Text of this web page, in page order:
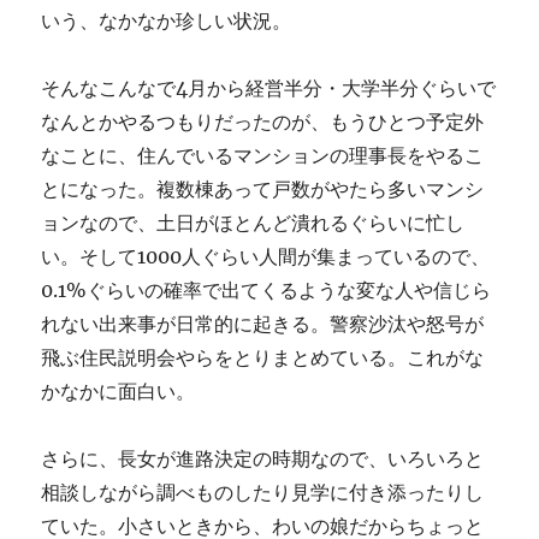
いう、なかなか珍しい状況。
そんなこんなで4月から経営半分・大学半分ぐらいで
なんとかやるつもりだったのが、もうひとつ予定外
なことに、住んでいるマンションの理事長をやるこ
とになった。複数棟あって戸数がやたら多いマンシ
ョンなので、土日がほとんど潰れるぐらいに忙し
い。そして1000人ぐらい人間が集まっているので、
0.1%ぐらいの確率で出てくるような変な人や信じら
れない出来事が日常的に起きる。警察沙汰や怒号が
飛ぶ住民説明会やらをとりまとめている。これがな
かなかに面白い。
さらに、長女が進路決定の時期なので、いろいろと
相談しながら調べものしたり見学に付き添ったりし
ていた。小さいときから、わいの娘だからちょっと